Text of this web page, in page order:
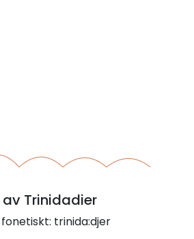
Trinidadier
trinida:djer